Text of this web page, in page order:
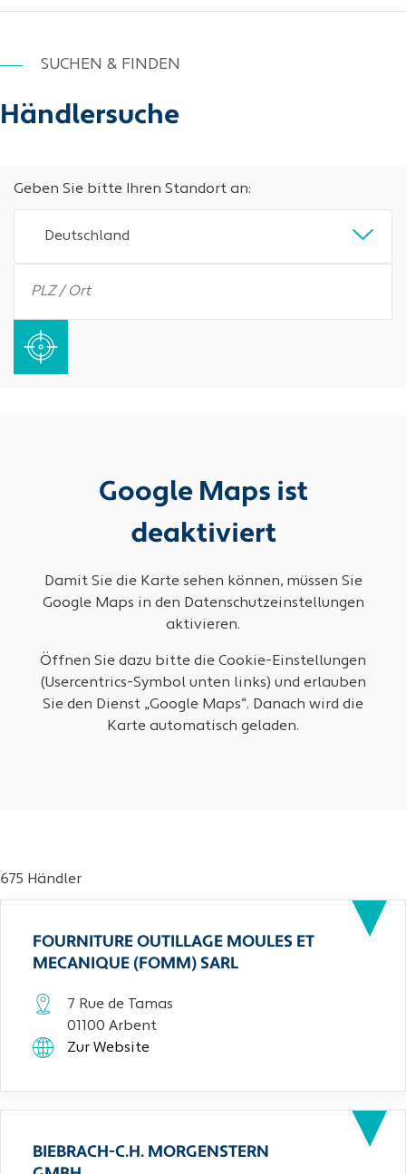
SUCHEN & FINDEN
Händlersuche
Geben Sie bitte Ihren Standort an:
Deutschland
Google Maps ist
deaktiviert
Damit Sie die Karte sehen können, müssen Sie
Google Maps in den Datenschutzeinstellungen
aktivieren.
Öffnen Sie dazu bitte die Cookie-Einstellungen
(Usercentrics-Symbol unten links) und erlauben
Sie den Dienst „Google Maps“. Danach wird die
Karte automatisch geladen.
675 Händler
FOURNITURE OUTILLAGE MOULES ET
MECANIQUE (FOMM) SARL
7 Rue de Tamas
01100 Arbent
Zur Website
BIEBRACH-C.H. MORGENSTERN